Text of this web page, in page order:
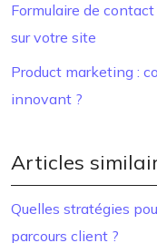
Formulaire de
sur votre site
Product marketing :
innovant ?
Articles
Quelles stratégies
parcours client ?